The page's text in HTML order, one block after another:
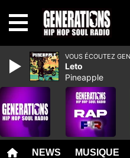
NEWS MUSIQUE
VOUS ÉCOUTEZ
Leto
Pineapple